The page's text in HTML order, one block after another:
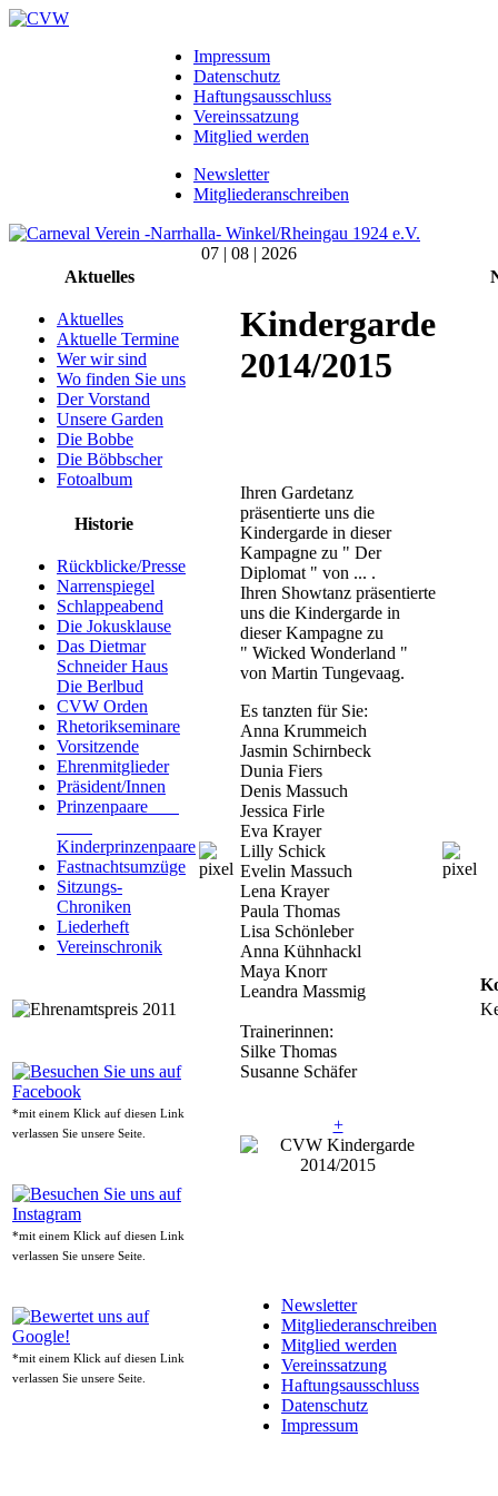
Impressum
Datenschutz
Haftungsausschluss
Vereinssatzung
Mitglied werden
Newsletter
Mitgliederanschreiben
07 | 08 | 2026
Aktuelles
Aktuelles
Aktuelle Termine
Wer wir sind
Wo finden Sie uns
Der Vorstand
Unsere Garden
Die Bobbe
Die Böbbscher
Fotoalbum
Historie
Rückblicke/Presse
Narrenspiegel
Schlappeabend
Die Jokusklause
Das Dietmar
Schneider Haus
Die Berlbud
CVW Orden
Rhetorikseminare
Vorsitzende
Ehrenmitglieder
Präsident/Innen
Prinzenpaare
Kinderprinzenpaare
Fastnachtsumzüge
Sitzungs-
Chroniken
Liederheft
Vereinschronik
*mit einem Klick auf diesen Link
verlassen Sie unsere Seite.
*mit einem Klick auf diesen Link
verlassen Sie unsere Seite.
*mit einem Klick auf diesen Link
verlassen Sie unsere Seite.
Kindergarde
2014/2015
Ihren Gardetanz
präsentierte uns die
Kindergarde in dieser
Kampagne zu " Der
Diplomat " von ... .
Ihren Showtanz präsentierte
uns die Kindergarde in
dieser Kampagne zu
" Wicked Wonderland "
von Martin Tungevaag.
Es tanzten für Sie:
Anna Krummeich
Jasmin Schirnbeck
Dunia Fiers
Denis Massuch
Jessica Firle
Eva Krayer
Lilly Schick
Evelin Massuch
Lena Krayer
Paula Thomas
Lisa Schönleber
Anna Kühnhackl
Maya Knorr
Leandra Massmig
Trainerinnen:
Silke Thomas
Susanne Schäfer
+
Newsletter
Mitgliederanschreiben
Mitglied werden
Vereinssatzung
Haftungsausschluss
Datenschutz
Impressum